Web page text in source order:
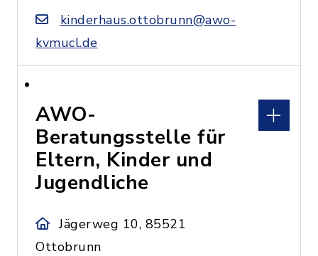
kinderhaus.ottobrunn@awo-
kvmucl.de
AWO-
Beratungsstelle für
Eltern, Kinder und
Jugendliche
Jägerweg 10, 85521
Ottobrunn